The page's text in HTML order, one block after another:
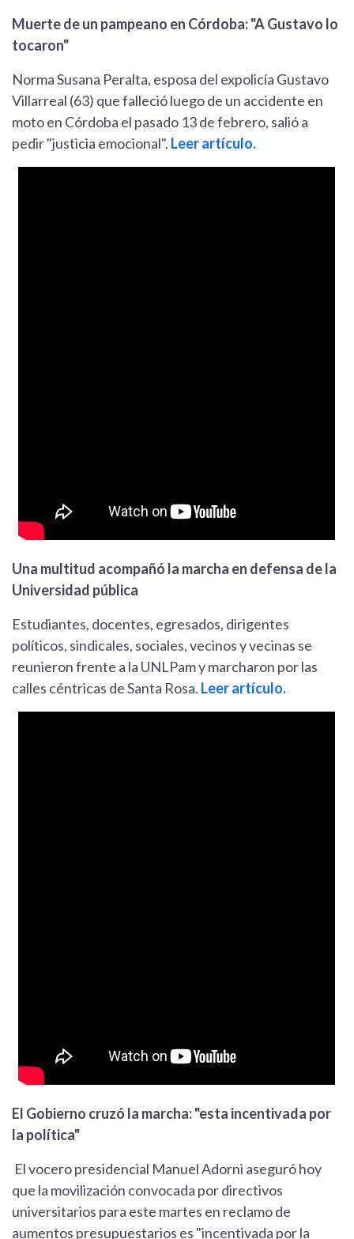
Muerte de un pampeano en Córdoba: "A Gustavo lo
tocaron"
Norma Susana Peralta, esposa del expolicía Gustavo
Villarreal (63) que falleció luego de un accidente en
moto en Córdoba el pasado 13 de febrero, salió a
pedir "justicia emocional". Leer artículo.
Una multitud acompañó la marcha en defensa de la
Universidad pública
Estudiantes, docentes, egresados, dirigentes
políticos, sindicales, sociales, vecinos y vecinas se
reunieron frente a la UNLPam y marcharon por las
calles céntricas de Santa Rosa. Leer artículo.
El Gobierno cruzó la marcha: "esta incentivada por
la política"
El vocero presidencial Manuel Adorni aseguró hoy
que la movilización convocada por directivos
universitarios para este martes en reclamo de
aumentos presupuestarios es "incentivada por la